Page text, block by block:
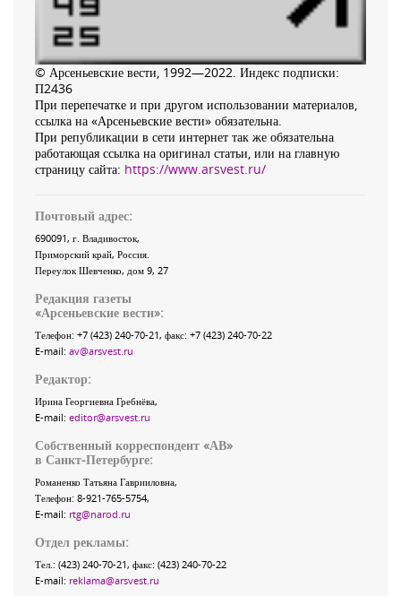
© Арсеньевские вести, 1992—2022. Индекс подписки:
П2436
При перепечатке и при другом использовании материалов,
ссылка на «Арсеньевские вести» обязательна.
При републикации в сети интернет так же обязательна
работающая ссылка на оригинал статьи, или на главную
страницу сайта: https://www.arsvest.ru/
Почтовый адрес:
690091, г. Владивосток,
Приморский край, Россия
Переулок Шевченко, дом 9, 27
Редакция газеты
«Арсеньевские вести»:
Телефон: +7 (423) 240-70-21, факс: +7 (423) 240-70-22
E-mail: av@arsvest.ru
Редактор:
Ирина Георгиевна Гребнёва,
E-mail: editor@arsvest.ru
Собственный корреспондент «АВ»
в Санкт-Петербурге:
Романенко Татьяна Гаврииловна,
Телефон: 8-921-765-5754,
E-mail: rtg@narod.ru
Отдел рекламы:
Тел.: (423) 240-70-21, факс: (423) 240-70-22
E-mail: reklama@arsvest.ru